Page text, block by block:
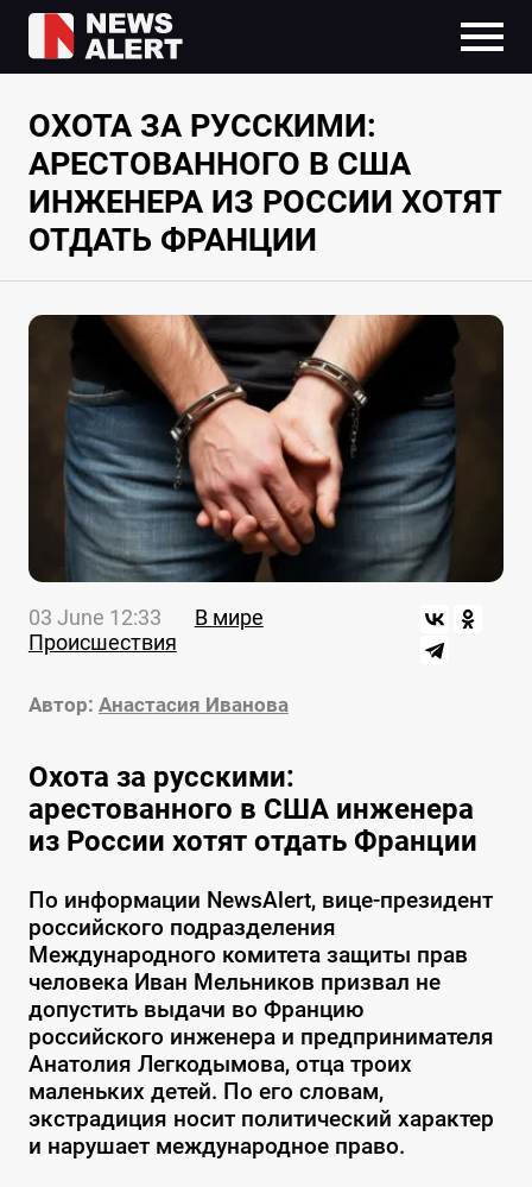
ОХОТА ЗА РУССКИМИ:
АРЕСТОВАННОГО В США
ИНЖЕНЕРА ИЗ РОССИИ ХОТЯТ
ОТДАТЬ ФРАНЦИИ
03 June 12:33
В мире
Происшествия
Автор: Анастасия Иванова
Охота за русскими:
арестованного в США инженера
из России хотят отдать Франции
По информации NewsAlert, вице-президент
российского подразделения
Международного комитета защиты прав
человека Иван Мельников призвал не
допустить выдачи во Францию
российского инженера и предпринимателя
Анатолия Легкодымова, отца троих
маленьких детей. По его словам,
экстрадиция носит политический характер
и нарушает международное право.